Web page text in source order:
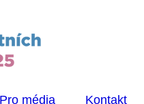
Pro média Kontakt